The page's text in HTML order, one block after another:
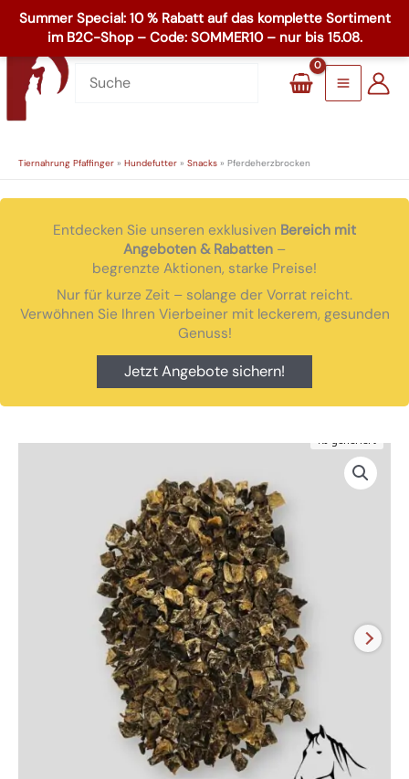
Zum
Inhalt
springen
☏+49 8503 1795
Main
Menu
Tiernahrung Pfaffinger » Hundefutter » Snacks » Pferdeherzbrocken
Entdecken Sie unseren exklusiven Bereich mit
Angeboten & Rabatten –
begrenzte Aktionen, starke Preise!
Nur für kurze Zeit – solange der Vorrat reicht.
Verwöhnen Sie Ihren Vierbeiner mit leckerem, gesunden
Genuss!
Jetzt Angebote sichern!